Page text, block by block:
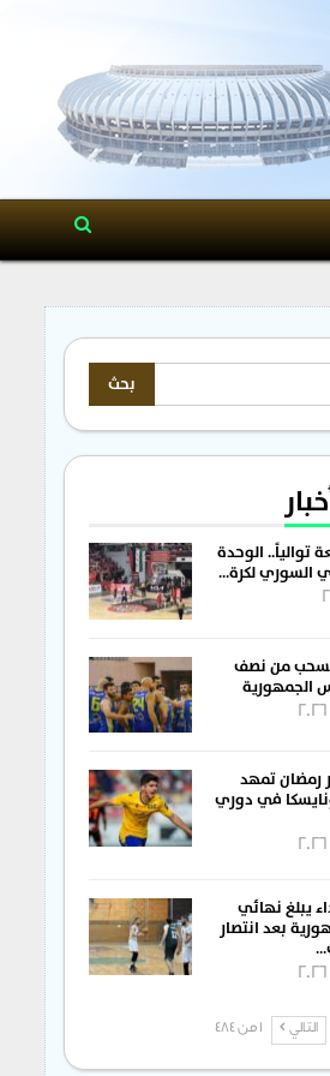
توالياً.. الوحدة
السوري لكرة…
من نصف
الجمهورية
رمضان تمهد
في دوري
يبلغ نهائي
بعد انتصار
التالي 1 من 484